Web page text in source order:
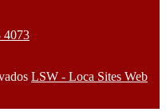
4073
LSW - Loca Sites Web